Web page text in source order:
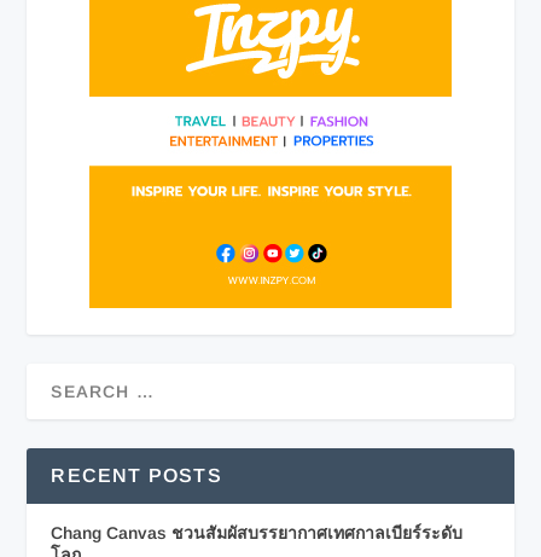
RECENT POSTS
Chang Canvas ชวนสัมผัสบรรยากาศเทศกาลเบียร์ระดับ